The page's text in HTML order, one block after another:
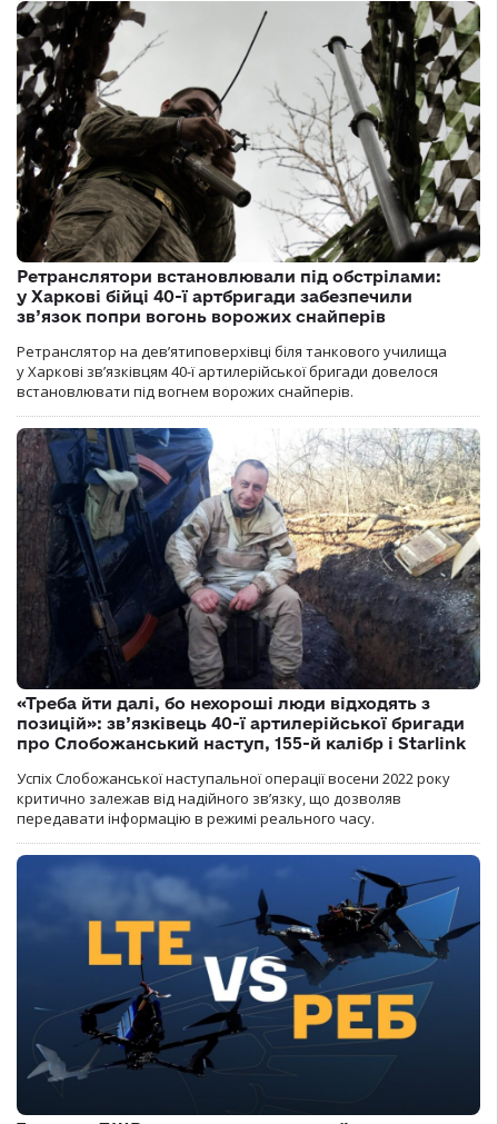
Ретранслятори встановлювали під обстрілами:
у Харкові бійці 40-ї артбригади забезпечили
зв’язок попри вогонь ворожих снайперів
Ретранслятор на дев’ятиповерхівці біля танкового училища
у Харкові зв’язківцям 40-ї артилерійської бригади довелося
встановлювати під вогнем ворожих снайперів.
«Треба йти далі, бо нехороші люди відходять з
позицій»: зв’язківець 40-ї артилерійської бригади
про Слобожанський наступ, 155-й калібр і Starlink
Успіх Слобожанської наступальної операції восени 2022 року
критично залежав від надійного зв’язку, що дозволяв
передавати інформацію в режимі реального часу.